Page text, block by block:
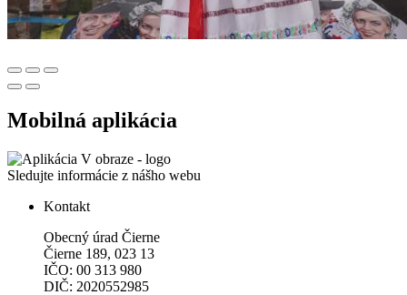
Mobilná aplikácia
Sledujte informácie z nášho webu
Kontakt
Obecný úrad Čierne
Čierne 189, 023 13
IČO: 00 313 980
DIČ: 2020552985